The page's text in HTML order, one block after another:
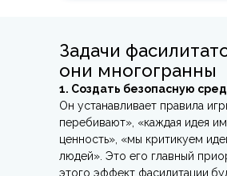
Задачи
они многогранны
1. Создать безопасную
Он устанавливает правила
перебивают», «каждая идея
ценность», «мы критикуем
людей». Это его главный
этого эффект фасилитации